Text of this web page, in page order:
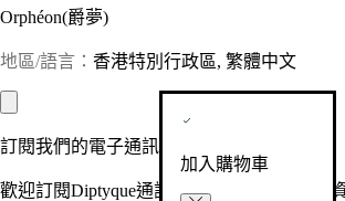
Orphéon(爵夢)
地區/語言： 香港特別行政區, 繁體中文
加入購物車
訂閱我們的電子通訊
歡迎訂閱Diptyque通訊，接收品牌最新產品